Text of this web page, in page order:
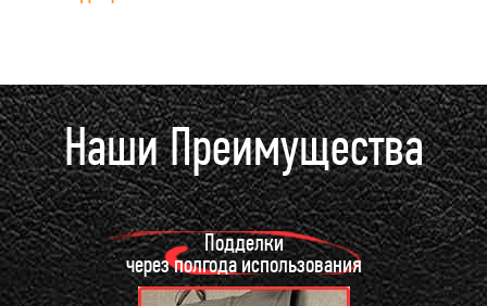
Наши Преимущества
Подделки
через полгода использования